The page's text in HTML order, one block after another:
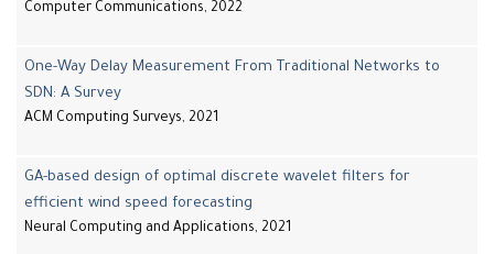
Computer Communications, 2022
One-Way Delay Measurement From Traditional Networks to
SDN: A Survey
ACM Computing Surveys, 2021
GA-based design of optimal discrete wavelet filters for
efficient wind speed forecasting
Neural Computing and Applications, 2021